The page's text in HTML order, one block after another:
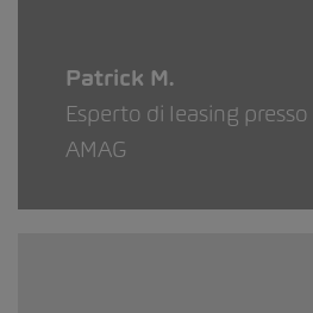
Patrick M.
Esperto di leasing
AMAG